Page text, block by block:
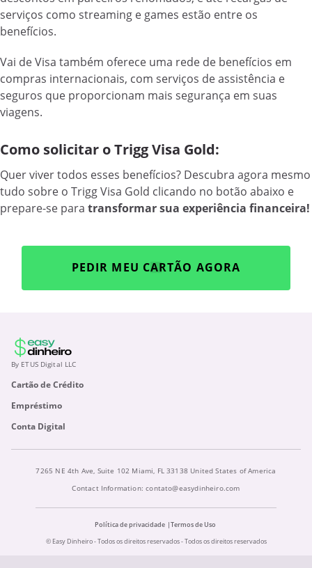
serviços como streaming e games estão entre os
benefícios.
Vai de Visa também oferece uma rede de benefícios em
compras internacionais, com serviços de assistência e
seguros que proporcionam mais segurança em suas
viagens.
Como solicitar o Trigg Visa Gold:
Quer viver todos esses benefícios? Descubra agora mesmo
tudo sobre o Trigg Visa Gold clicando no botão abaixo e
prepare-se para transformar sua experiência financeira!
PEDIR MEU CARTÃO AGORA
By ETUS Digital LLC
Cartão de Crédito
Empréstimo
Conta Digital
7265 NE 4th Ave, Suite 102 Miami, FL 33138 United States of America
Contact Information:contato@easydinheiro.com
Política de privacidade
Termos de Uso
© Easy Dinheiro - Todos os direitos reservados - Todos os direitos reservados